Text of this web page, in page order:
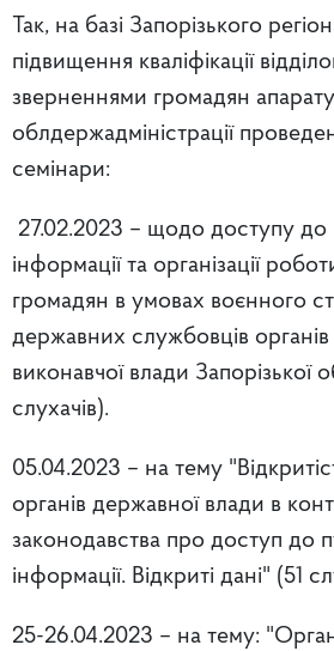
Так, на базі Запорізького
підвищення кваліфікації
зверненнями громадян апарату
облдержадміністрації
семінари:
27.02.2023 – щодо доступу до
інформації та організації
громадян в умовах воєнного
державних службовців органів
виконавчої влади Запорізької
слухачів).
05.04.2023 – на тему
органів державної влади в
законодавства про доступ до
інформації. Відкриті дані" (51
25-26.04.2023 – на тему: